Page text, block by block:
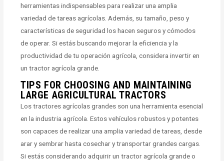
herramientas indispensables para realizar una amplia
variedad de tareas agrícolas. Además, su tamaño, peso y
características de seguridad los hacen seguros y cómodos
de operar. Si estás buscando mejorar la eficiencia y la
productividad de tu operación agrícola, considera invertir en
un tractor agrícola grande.
TIPS FOR CHOOSING AND MAINTAINING
LARGE AGRICULTURAL TRACTORS
Los tractores agrícolas grandes son una herramienta esencial
en la industria agrícola. Estos vehículos robustos y potentes
son capaces de realizar una amplia variedad de tareas, desde
arar y sembrar hasta cosechar y transportar grandes cargas.
Si estás considerando adquirir un tractor agrícola grande o